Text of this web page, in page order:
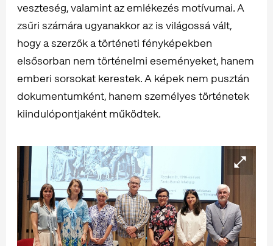
veszteség, valamint az emlékezés motívumai. A
zsűri számára ugyanakkor az is világossá vált,
hogy a szerzők a történeti fényképekben
elsősorban nem történelmi eseményeket, hanem
emberi sorsokat kerestek. A képek nem pusztán
dokumentumként, hanem személyes történetek
kiindulópontjaként működtek.